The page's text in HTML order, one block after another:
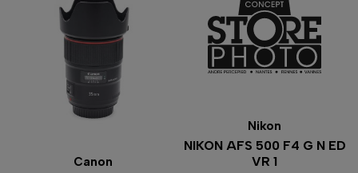
Canon
Nikon
NIKON AFS 500 F4 G N ED
VR 1